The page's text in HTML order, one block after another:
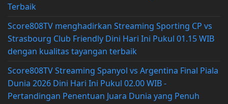
Terbaik
Score808TV menghadirkan Streaming Sporting CP vs
Strasbourg Club Friendly Dini Hari Ini Pukul 01.15 WIB
dengan kualitas tayangan terbaik
Score808TV Streaming Spanyol vs Argentina Final Piala
Dunia 2026 Dini Hari Ini Pukul 02.00 WIB -
Pertandingan Penentuan Juara Dunia yang Penuh